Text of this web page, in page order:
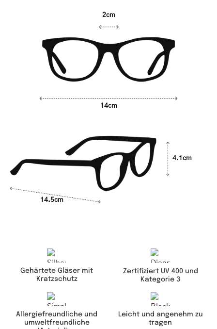
14cm
2cm
4.1cm
14.5cm
Gehärtete Gläser mit
Kratzschutz
Zertifiziert UV 400 und
Kategorie 3
Allergiefreundliche und
umweltfreundliche
Leicht und angenehm zu
tragen